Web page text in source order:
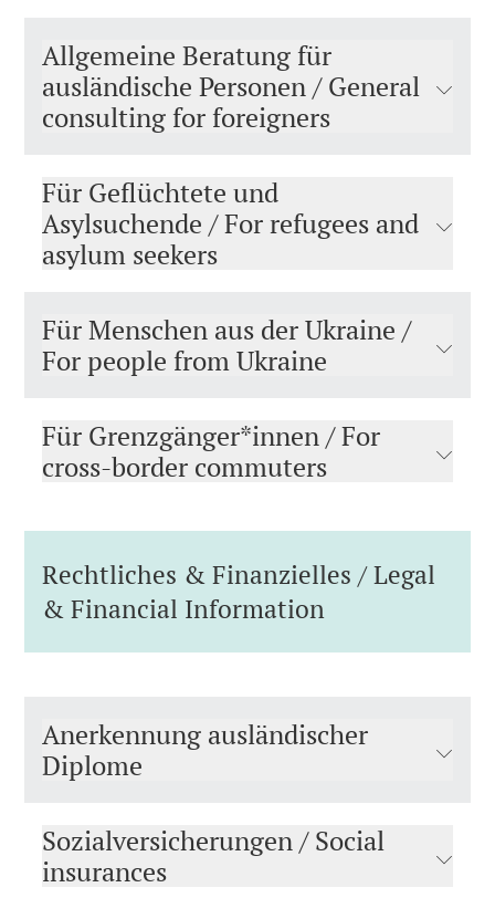
Allgemeine Beratung für
ausländische Personen / General
consulting for foreigners
Für Geflüchtete und
Asylsuchende / For refugees and
asylum seekers
Für Menschen aus der Ukraine /
For people from Ukraine
Für Grenzgänger*innen / For
cross-border commuters
Rechtliches & Finanzielles / Legal
& Financial Information
Anerkennung ausländischer
Diplome
Sozialversicherungen / Social
insurances